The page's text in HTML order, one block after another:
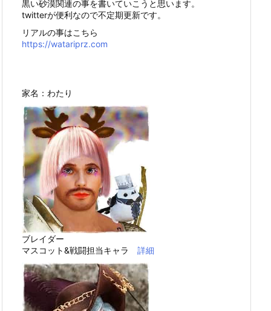
黒い砂漠関連の事を書いていこうと思います。
twitterが便利なので不定期更新です。
リアルの事はこちら
https://watariprz.com
家名：わたり
ブレイダー
マスコット&戦闘担当キャラ 詳細